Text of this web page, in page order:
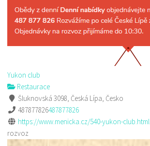
Yukon club
Restaurace
Šluknovská 3098, Česká Lípa, Česko
487877826487877826
https://www.menicka.cz/540-yukon-club.html
rozvoz